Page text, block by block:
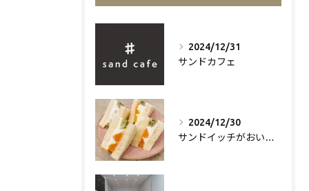
2024/12/31
サンドカフェ
2024/12/30
サンドイッチがおいしいお店